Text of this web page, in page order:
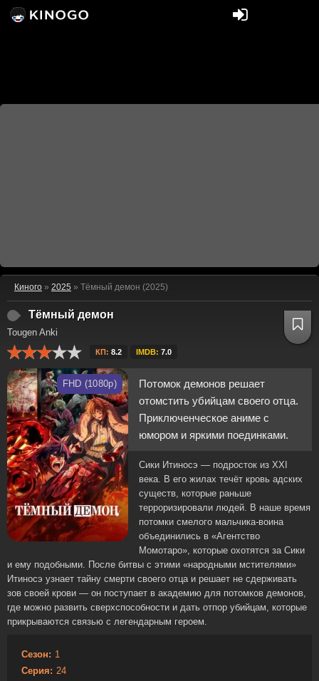
Киного » 2025 » Тёмный демон (2025)
Тёмный демон
Tougen Anki
КП: 8.2 IMDB: 7.0
FHD (1080p)
Потомок демонов решает
отомстить убийцам своего отца.
Приключенческое аниме с
юмором и яркими поединками.
Сики Итиносэ — подросток из XXI
века. В его жилах течёт кровь адских
существ, которые раньше
терроризировали людей. В наше время
потомки смелого мальчика-воина
объединились в «Агентство
Момотаро», которые охотятся за Сики
и ему подобными. После битвы с этими «народными мстителями»
Итиносэ узнает тайну смерти своего отца и решает не сдерживать
зов своей крови — он поступает в академию для потомков демонов,
где можно развить сверхспособности и дать отпор убийцам, которые
прикрываются связью с легендарным героем.
Сезон: 1
Серия: 24